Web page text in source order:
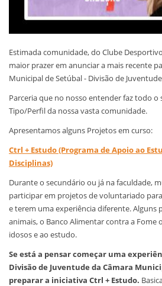
Estimada comunidade, do Clube
maior prazer em anunciar a mais recente
Municipal de Setúbal - Divisão de
Parceria que no nosso entender faz todo
Tipo/Perfil da nossa vasta comunidade.
Apresentamos alguns Projetos em curso:
Ctrl + Estudo (Programa de Apoio ao
Disciplinas)
Durante o secundário ou já na faculdade,
participar em projetos de voluntariado
e terem uma experiência diferente. Alguns
animais, o Banco Alimentar contra a Fome
idosos e ao estudo.
Se está a pensar começar uma
Divisão de Juventude da Câmara
preparar a iniciativa Ctrl + Estudo.